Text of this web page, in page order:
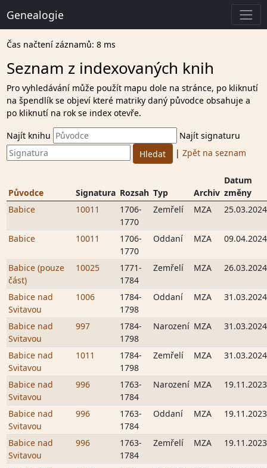
Genealogie
Čas načtení záznamů: 8 ms
Seznam z indexovaných knih
Pro vyhledávání může použít mapu dole na stránce, po kliknutí
na špendlík se objeví které matriky daný původce obsahuje a
po kliknutí na rok se index otevře.
Najít knihu
Najít signaturu
| Zpět na seznam
Původce Signatura Rozsah Typ Archiv
Datum
změny
Babice
10011
1706-
1770
Zemřelí MZA 25.03.2024
Babice 10011
1706-
1770
Oddaní MZA 09.04.2024
Babice (pouze
část)
10025
1771-
1784
Zemřelí MZA 26.03.2024
Babice nad
Svitavou
1006
1784-
1798
Oddaní MZA 31.03.2024
Babice nad
Svitavou
997
1784-
1798
Narození MZA 31.03.2024
Babice nad
Svitavou
1011
1784-
1798
Zemřelí MZA 31.03.2024
Babice nad
Svitavou
996
1763-
1784
Narození MZA 19.11.2023
Babice nad
Svitavou
996
1763-
1784
Oddaní MZA 19.11.2023
Babice nad
Svitavou
996
1763-
1784
Zemřelí MZA 19.11.2023